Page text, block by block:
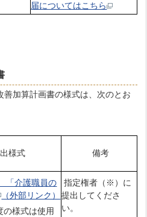
届についてはこちら
加算計画書の様式は、次のとお
様式 備考
「介護職員の
（外部リンク）
様式は使用
指定権者（※）に
提出してくださ
い。